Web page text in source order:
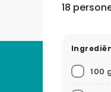
18
100